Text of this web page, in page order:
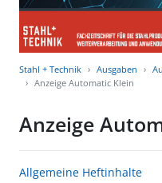
Stahl + Technik Ausgaben
Anzeige Automatic Klein
Anzeige
Allgemeine Heftinhalte